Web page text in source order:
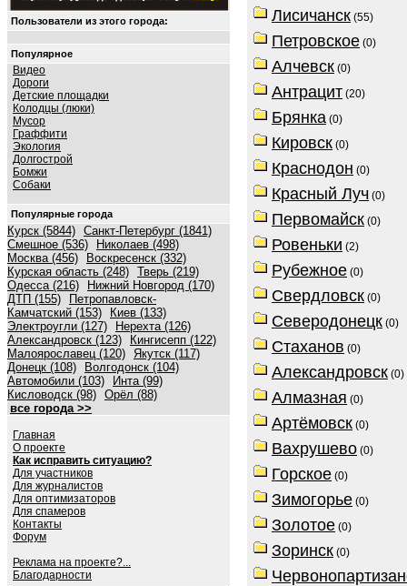
Пользователи из этого города:
Популярное
Видео
Дороги
Детские площадки
Колодцы (люки)
Мусор
Граффити
Экология
Долгострой
Бомжи
Собаки
Популярные города
Курск (5844) Санкт-Петербург (1841)
Смешное (536)
Николаев (498)
Москва (456)
Воскресенск (332)
Курская область (248) Тверь (219)
Одесса (216)
Нижний Новгород (170)
ДТП (155)
Петропавловск-
Камчатский (153)
Киев (133)
Электроугли (127)
Нерехта (126)
Александровск (123)
Кингисепп (122)
Малоярославец (120) Якутск (117)
Донецк (108)
Волгодонск (104)
Автомобили (103)
Инта (99)
Кисловодск (98) Орёл (88)
все города >>
Главная
О проекте
Как исправить ситуацию?
Для участников
Для журналистов
Для оптимизаторов
Для спамеров
Контакты
Форум
Реклама на проекте?...
Благодарности
Лисичанск (55)
Петровское (0)
Алчевск (0)
Антрацит (20)
Брянка (0)
Кировск (0)
Краснодон (0)
Красный Луч (0)
Первомайск (0)
Ровеньки (2)
Рубежное (0)
Свердловск (0)
Северодонецк (0)
Стаханов (0)
Александровск (0)
Алмазная (0)
Артёмовск (0)
Вахрушево (0)
Горское (0)
Зимогорье (0)
Золотое (0)
Зоринск (0)